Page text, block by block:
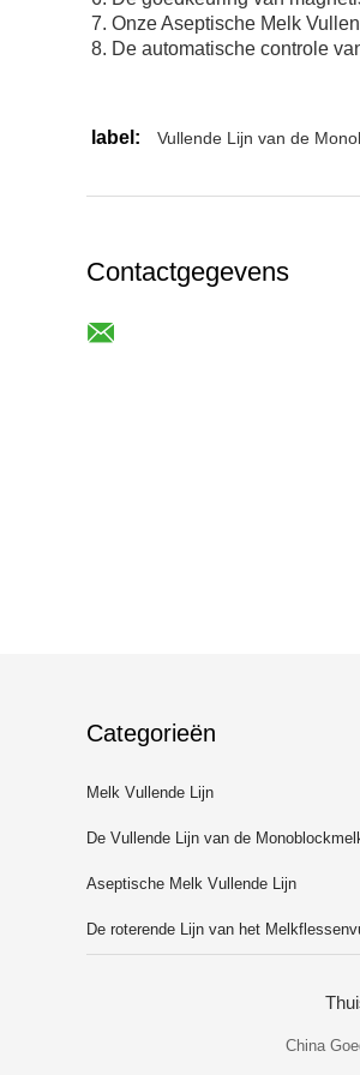
7. OnzeAseptische Melk
8. De automatische controle
label: Vullende Lijn van de
Contactgegevens
Categorieën
Melk Vullende Lijn
De Vullende Lijn van de
Aseptische Melk Vullende Lijn
De roterende Lijn van het
China